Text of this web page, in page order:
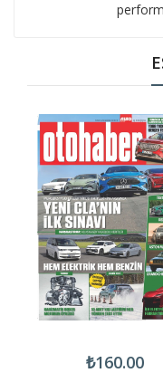
₺160.00